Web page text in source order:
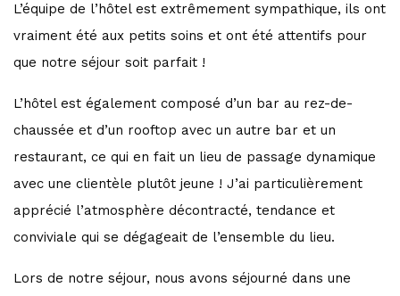
L’équipe de l’hôtel est extrêmement sympathique, ils ont
vraiment été aux petits soins et ont été attentifs pour
que notre séjour soit parfait !
L’hôtel est également composé d’un bar au rez-de-
chaussée et d’un rooftop avec un autre bar et un
restaurant, ce qui en fait un lieu de passage dynamique
avec une clientèle plutôt jeune ! J’ai particulièrement
apprécié l’atmosphère décontracté, tendance et
conviviale qui se dégageait de l’ensemble du lieu.
Lors de notre séjour, nous avons séjourné dans une